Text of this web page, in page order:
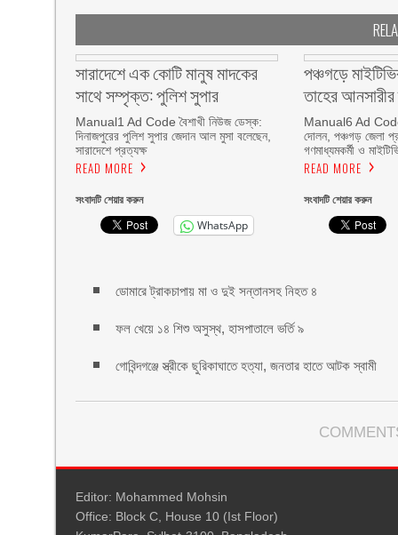
সারাদেশে এক কোটি মানুষ মাদকের
সাথে সম্পৃক্ত: পুলিশ সুপার
Manual1 Ad Code বৈশাখী নিউজ ডেস্ক:
দিনাজপুরের পুলিশ সুপার জেদান আল মুসা বলেছেন,
সারাদেশে প্রত্যক্ষ
READ MORE
সংবাদটি শেয়ার করুন
WhatsApp
পঞ্চগড়ে
তাহের
Manual6 Ad
দোলন, পঞ্চগড় জেলা
গণমাধ্যমকর্মী ও
READ MORE
সংবাদটি শেয়ার করুন
ডোমারে ট্রাকচাপায় মা ও দুই সন্তানসহ নিহত ৪
ফল খেয়ে ১৪ শিশু অসুস্থ, হাসপাতালে ভর্তি ৯
গোবিন্দগঞ্জে স্ত্রীকে ছুরিকাঘাতে হত্যা, জনতার হাতে আটক স্বামী
Editor: Mohammed Mohsin
Office: Block C, House 10 (Ist Floor)